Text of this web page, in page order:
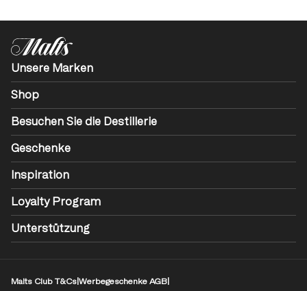
Unsere Marken
Shop
Besuchen Sie die Destillerie
Geschenke
Inspiration
Loyalty Program
Unterstützung
Malts Club T&CsWerbegeschenke AGB